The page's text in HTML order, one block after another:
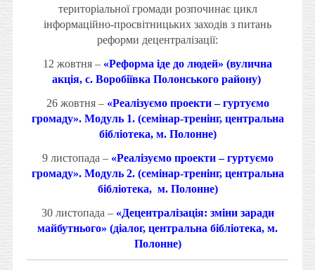
територіальної громади розпочинає цикл
інформаційно-просвітницьких заходів з питань
реформи децентралізації:
12 жовтня – «Реформа іде до людей» (вулична
акція, с. Воробіївка Полонського району)
26 жовтня – «Реалізуємо проекти – гуртуємо
громаду». Модуль 1. (семінар-тренінг, центральна
бібліотека, м. Полонне)
9 листопада – «Реалізуємо проекти – гуртуємо
громаду». Модуль 2. (семінар-тренінг, центральна
бібліотека, м. Полонне)
30 листопада – «Децентралізація: зміни заради
майбутнього» (діалог, центральна бібліотека, м.
Полонне)